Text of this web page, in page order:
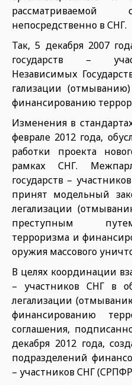
рассматриваемой
непосредственно в СНГ.
Так, 5 декабря 2007
государств –
Независимых
гализации
финансированию
Изменения в
феврале 2012 года,
работки проекта
рамках СНГ.
государств –
принят модель­ный
ле­гализации
преступным
терроризма и
оружия массового
В целях координации
– участников СНГ в
лега­лизации
финансированию
соглашения,
декабря 2012 года,
подразделений
– участников СНГ